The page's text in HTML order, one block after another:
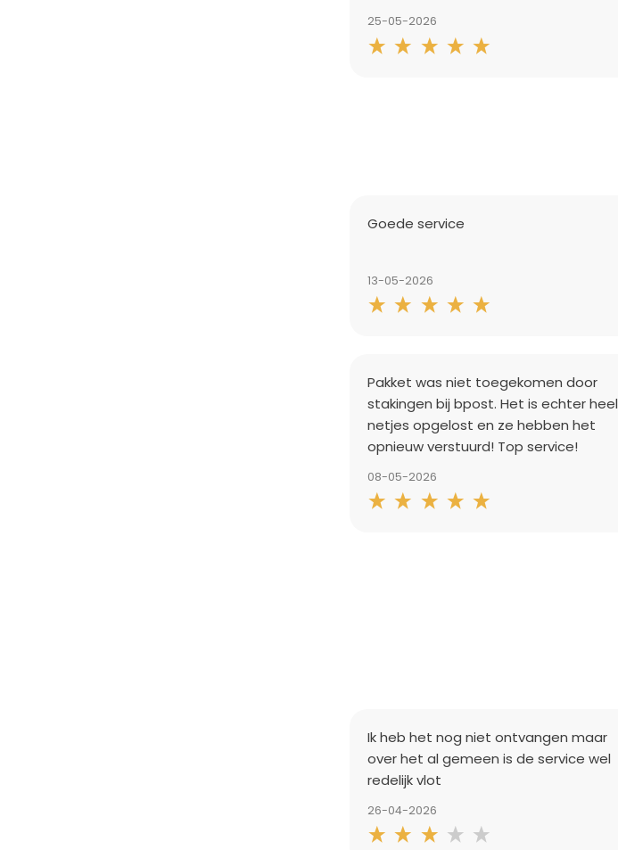
25-05-2026
Goede service
13-05-2026
Pakket was niet toegekomen door
stakingen bij bpost. Het is echter heel
netjes opgelost en ze hebben het
opnieuw verstuurd! Top service!
08-05-2026
Ik heb het nog niet ontvangen maar
over het al gemeen is de service wel
redelijk vlot
26-04-2026